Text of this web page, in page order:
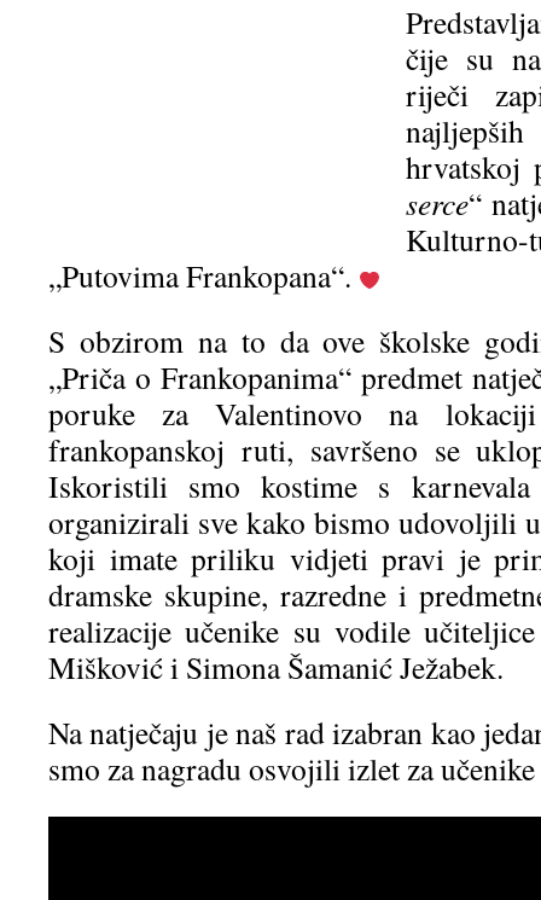
čije su
riječi
hrvatskoj
serce“
„Putovima Frankopana“.
S obzirom na to da ove školske
„Priča o Frankopanima“ predmet
poruke za Valentinovo na
frankopanskoj ruti, savršeno se
Iskoristili smo kostime s
organizirali sve kako bismo udovoljili
koji imate priliku vidjeti pravi je
dramske skupine, razredne i
realizacije učenike su vodile
Mišković i Simona Šamanić Ježabek.
Na natječaju je naš rad izabran kao
smo za nagradu osvojili izlet za